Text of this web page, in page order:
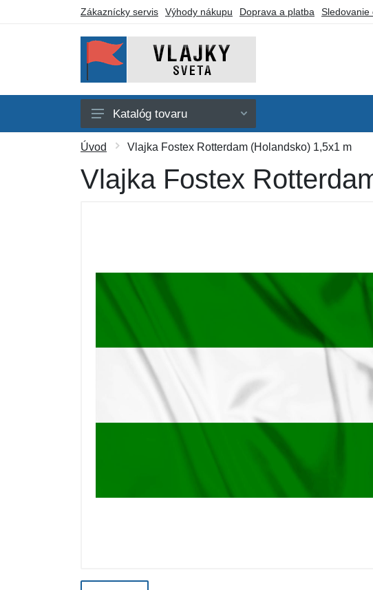
Zákaznícky servis Výhody nákupu Doprava a platba Sledovanie
Afrika
Amerika
Austrália a Oceánia
Darčekové poukazy
Výpredaj
Katalóg tovaru
Úvod Vlajka Fostex Rotterdam (Holandsko) 1,5x1 m
Vlajka Fostex